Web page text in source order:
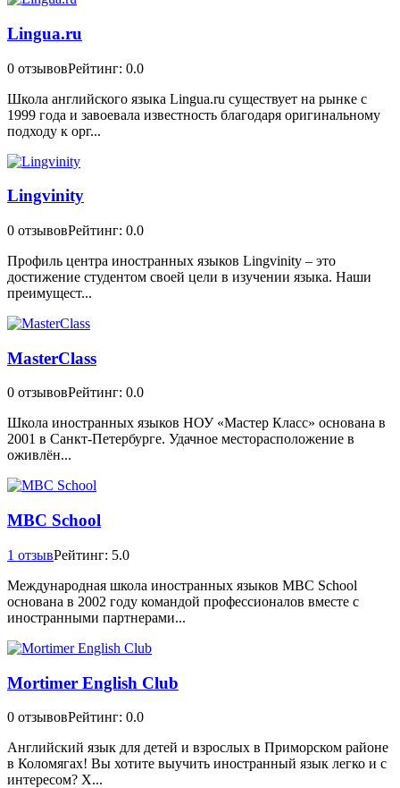
Lingua.ru
0 отзывовРейтинг: 0.0
Школа английского языка Lingua.ru существует на рынке с
1999 года и завоевала известность благодаря оригинальному
подходу к орг...
Lingvinity
0 отзывовРейтинг: 0.0
Профиль центра иностранных языков Lingvinity – это
достижение студентом своей цели в изучении языка. Наши
преимущест...
MasterClass
0 отзывовРейтинг: 0.0
Школа иностранных языков НОУ «Мастер Класс» основана в
2001 в Санкт-Петербурге. Удачное месторасположение в
оживлён...
MBC School
1 отзывРейтинг: 5.0
Международная школа иностранных языков MBC School
основана в 2002 году командой профессионалов вместе с
иностранными партнерами...
Mortimer English Club
0 отзывовРейтинг: 0.0
Английский язык для детей и взрослых в Приморском районе
в Коломягах! Вы хотите выучить иностранный язык легко и с
интересом? Х...